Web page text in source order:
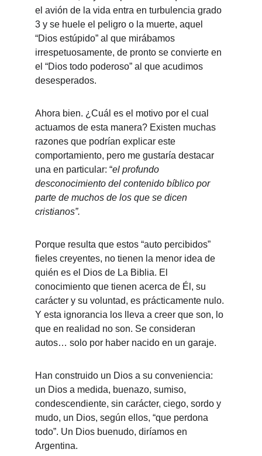
el avión de la vida entra en turbulencia grado
3 y se huele el peligro o la muerte, aquel
“Dios estúpido” al que mirábamos
irrespetuosamente, de pronto se convierte en
el “Dios todo poderoso” al que acudimos
desesperados.
Ahora bien. ¿Cuál es el motivo por el cual
actuamos de esta manera? Existen muchas
razones que podrían explicar este
comportamiento, pero me gustaría destacar
una en particular: “el profundo
desconocimiento del contenido bíblico por
parte de muchos de los que se dicen
cristianos”.
Porque resulta que estos “auto percibidos”
fieles creyentes, no tienen la menor idea de
quién es el Dios de La Biblia. El
conocimiento que tienen acerca de Él, su
carácter y su voluntad, es prácticamente nulo.
Y esta ignorancia los lleva a creer que son, lo
que en realidad no son. Se consideran
autos… solo por haber nacido en un garaje.
Han construido un Dios a su conveniencia:
un Dios a medida, buenazo, sumiso,
condescendiente, sin carácter, ciego, sordo y
mudo, un Dios, según ellos, “que perdona
todo”. Un Dios buenudo, diríamos en
Argentina.